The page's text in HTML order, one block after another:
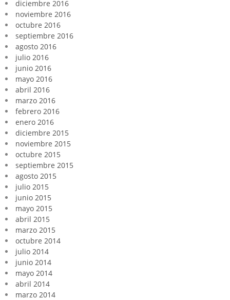
diciembre 2016
noviembre 2016
octubre 2016
septiembre 2016
agosto 2016
julio 2016
junio 2016
mayo 2016
abril 2016
marzo 2016
febrero 2016
enero 2016
diciembre 2015
noviembre 2015
octubre 2015
septiembre 2015
agosto 2015
julio 2015
junio 2015
mayo 2015
abril 2015
marzo 2015
octubre 2014
julio 2014
junio 2014
mayo 2014
abril 2014
marzo 2014